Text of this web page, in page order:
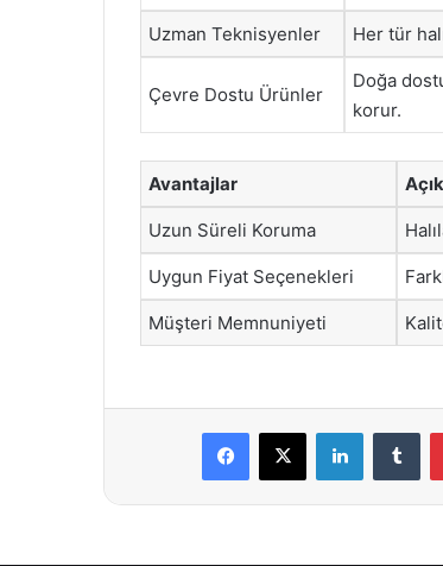
Uzman Teknisyenler Her tür
Çevre Dostu Ürünler
Doğa
korur.
Avantajlar
Uzun Süreli Koruma
Uygun Fiyat Seçenekleri
Müşteri Memnuniyeti
Facebook
X LinkedIn